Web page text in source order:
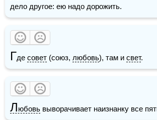
дело другое: ею надо дорожить.
Где совет (союз, любовь), там и свет.
Любовь выворачивает наизнанку все